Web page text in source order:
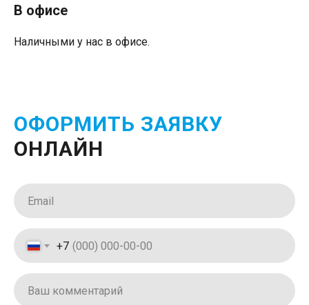
В офисе
Наличными у нас в офисе.
ОФОРМИТЬ ЗАЯВКУ
ОНЛАЙН
+7